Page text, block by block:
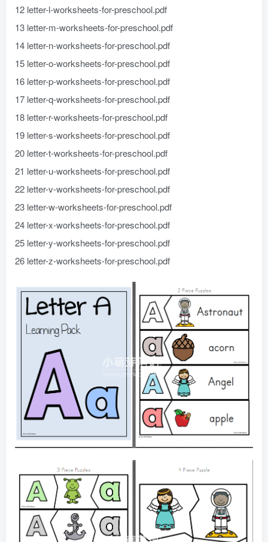
12 letter-l-worksheets-for-preschool.pdf
13 letter-m-worksheets-for-preschool.pdf
14 letter-n-worksheets-for-preschool.pdf
15 letter-o-worksheets-for-preschool.pdf
16 letter-p-worksheets-for-preschool.pdf
17 letter-q-worksheets-for-preschool.pdf
18 letter-r-worksheets-for-preschool.pdf
19 letter-s-worksheets-for-preschool.pdf
20 letter-t-worksheets-for-preschool.pdf
21 letter-u-worksheets-for-preschool.pdf
22 letter-v-worksheets-for-preschool.pdf
23 letter-w-worksheets-for-preschool.pdf
24 letter-x-worksheets-for-preschool.pdf
25 letter-y-worksheets-for-preschool.pdf
26 letter-z-worksheets-for-preschool.pdf